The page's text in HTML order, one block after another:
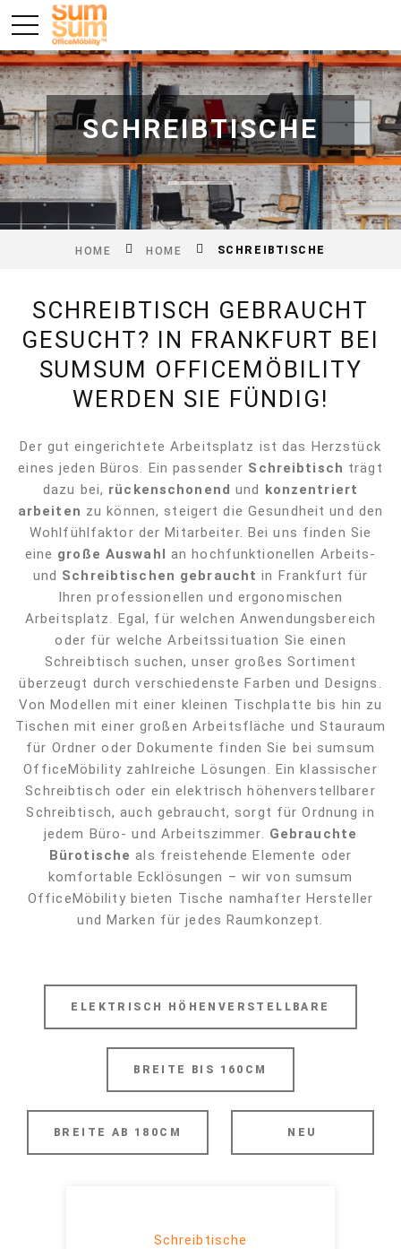
SCHREIBTISCHE
HOME HOME SCHREIBTISCHE
SCHREIBTISCH GEBRAUCHT
GESUCHT? IN FRANKFURT BEI
SUMSUM OFFICEMÖBILITY
WERDEN SIE FÜNDIG!
Der gut eingerichtete Arbeitsplatz ist das Herzstück
eines jeden Büros. Ein passender Schreibtisch trägt
dazu bei, rückenschonendund konzentriert
arbeiten zu können, steigert die Gesundheit und den
Wohlfühlfaktor der Mitarbeiter. Bei uns finden Sie
eine große Auswahl an hochfunktionellen Arbeits-
und Schreibtischen gebraucht in Frankfurt für
Ihren professionellen und ergonomischen
Arbeitsplatz. Egal, für welchen Anwendungsbereich
oder für welche Arbeitssituation Sie einen
Schreibtisch suchen, unser großes Sortiment
überzeugt durch verschiedenste Farben und Designs.
Von Modellen mit einer kleinen Tischplatte bis hin zu
Tischen mit einer großen Arbeitsfläche und Stauraum
für Ordner oder Dokumente finden Sie bei sumsum
OfficeMöbility zahlreiche Lösungen. Ein klassischer
Schreibtisch oder ein elektrisch höhenverstellbarer
Schreibtisch, auch gebraucht, sorgt für Ordnung in
jedem Büro- und Arbeitszimmer. Gebrauchte
Bürotische als freistehende Elemente oder
komfortable Ecklösungen – wir von sumsum
OfficeMöbility bieten Tische namhafter Hersteller
und Marken für jedes Raumkonzept.
ELEKTRISCH HÖHENVERSTELLBARE
BREITE BIS 160CM
BREITE AB 180CM NEU
Schreibtische